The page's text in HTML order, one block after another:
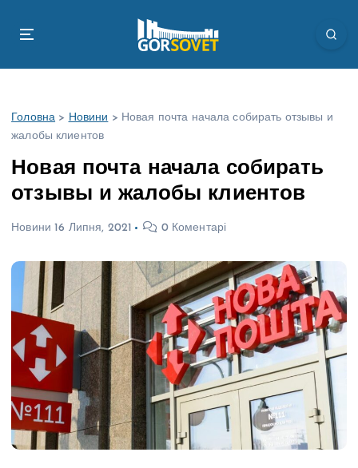
Головна > Новини > Новая почта начала собирать отзывы и
жалобы клиентов
Новая почта начала собирать
отзывы и жалобы клиентов
Новини 16 Липня, 2021 0 Коментарі